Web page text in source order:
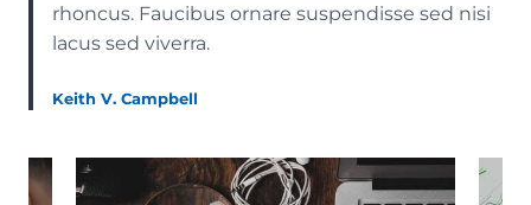
rhoncus. Faucibus ornare suspendisse sed nisi
lacus sed viverra.
Keith V. Campbell